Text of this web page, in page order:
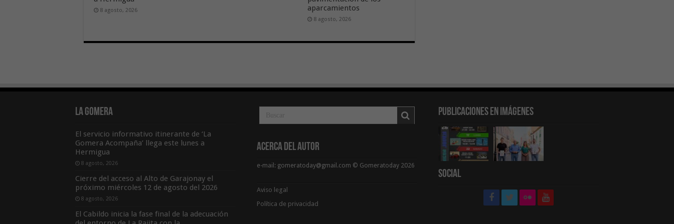
8 agosto, 2026
aparcamientos
8 agosto, 2026
La Gomera
El servicio informativo itinerante de ‘La
Gomera Acompaña’ llega este lunes a
Hermigua
8 agosto, 2026
Cierre del acceso al Alto de Garajonay el
próximo miércoles 12 de agosto del 2026
8 agosto, 2026
El Cabildo inicia la fase final de la adecuación
Acerca del Autor
e-mail: gomeratoday@gmail.com © Gomeratoday 2026
Aviso legal
Política de privacidad
Publicaciones en Imágenes
Social